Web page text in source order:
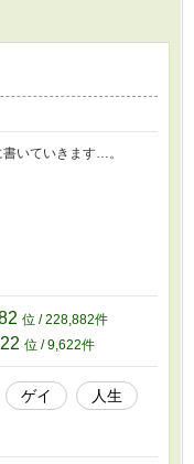
いていきます…。
位 / 228,882件
位 / 9,622件
ゲイ
人生